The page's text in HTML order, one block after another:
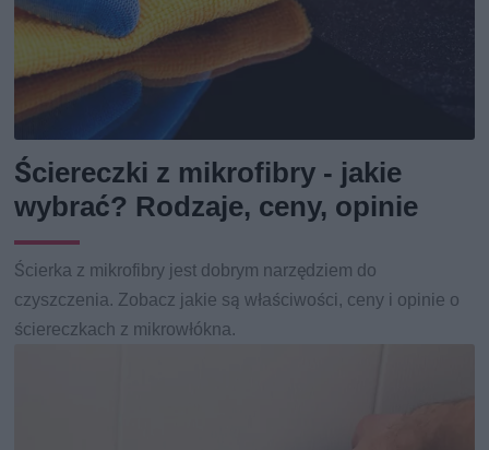
Ściereczki z mikrofibry - jakie
wybrać? Rodzaje, ceny, opinie
Ścierka z mikrofibry jest dobrym narzędziem do
czyszczenia. Zobacz jakie są właściwości, ceny i opinie o
ściereczkach z mikrowłókna.